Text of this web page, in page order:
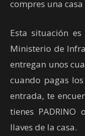
compres una
Esta situación
Ministerio de
entregan unos
cuando pagas
entrada, te
tienes PADRINO
llaves de la casa.